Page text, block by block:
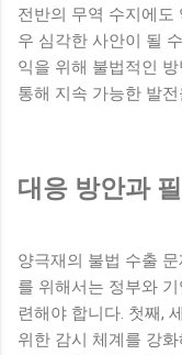
전반의 무역 수지에도
우 심각한 사안이 될
익을 위해 불법적인
통해 지속 가능한 발
대응 방안과
양극재의 불법 수출
를 위해서는 정부와
련해야 합니다. 첫째,
위한 감시 체계를 강